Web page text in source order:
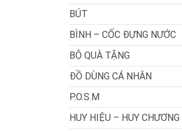
BÚT
BÌNH – CỐC ĐỰNG NƯỚC
BỘ QUÀ TẶNG
ĐỒ DÙNG CÁ NHÂN
P.O.S.M
HUY HIỆU – HUY CHƯƠNG